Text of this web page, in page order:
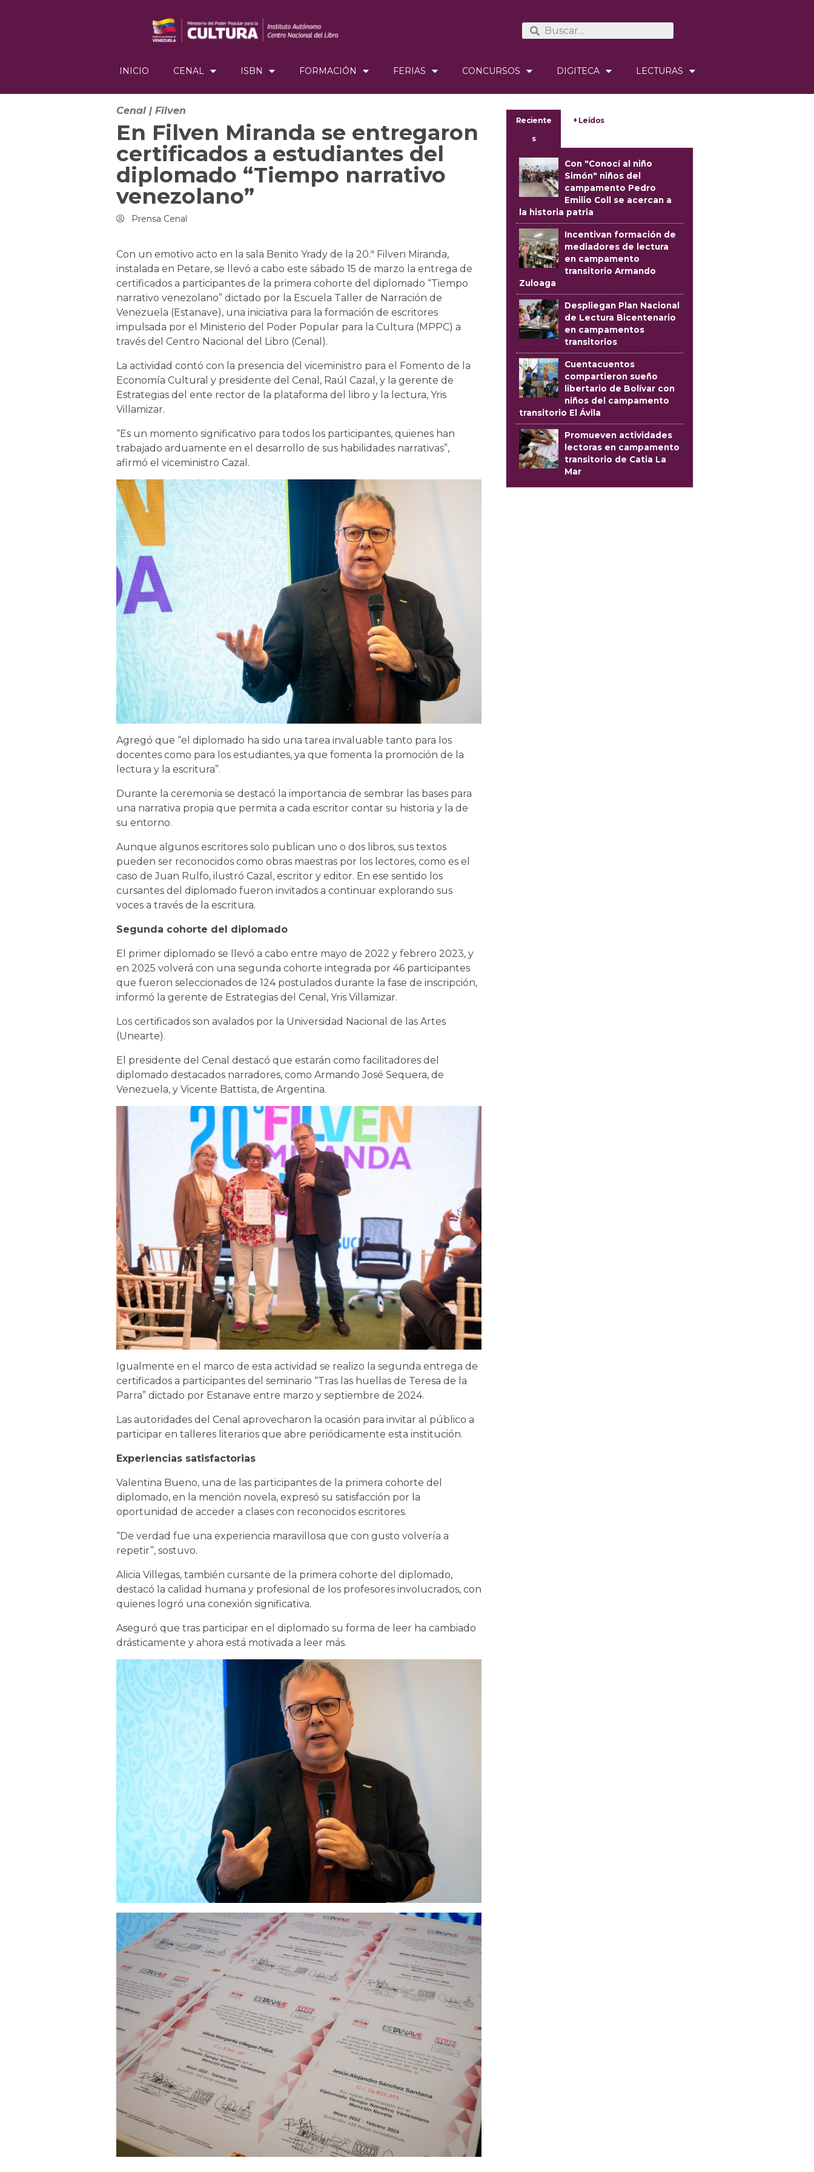
INICIO CENAL ISBN FORMACIÓN FERIAS CONCURSOS DIGITECA LECTURAS
Cenal | Filven
En Filven Miranda se entregaron
certificados a estudiantes del
diplomado “Tiempo narrativo
venezolano”
Prensa Cenal
Con un emotivo acto en la sala Benito Yrady de la 20.ª Filven Miranda,
instalada en Petare, se llevó a cabo este sábado 15 de marzo la entrega de
certificados a participantes de la primera cohorte del diplomado “Tiempo
narrativo venezolano” dictado por la Escuela Taller de Narración de
Venezuela (Estanave), una iniciativa para la formación de escritores
impulsada por el Ministerio del Poder Popular para la Cultura (MPPC) a
través del Centro Nacional del Libro (Cenal).
La actividad contó con la presencia del viceministro para el Fomento de la
Economía Cultural y presidente del Cenal, Raúl Cazal, y la gerente de
Estrategias del ente rector de la plataforma del libro y la lectura, Yris
Villamizar.
“Es un momento significativo para todos los participantes, quienes han
trabajado arduamente en el desarrollo de sus habilidades narrativas”,
afirmó el viceministro Cazal.
Agregó que “el diplomado ha sido una tarea invaluable tanto para los
docentes como para los estudiantes, ya que fomenta la promoción de la
lectura y la escritura”.
Durante la ceremonia se destacó la importancia de sembrar las bases para
una narrativa propia que permita a cada escritor contar su historia y la de
su entorno.
Aunque algunos escritores solo publican uno o dos libros, sus textos
pueden ser reconocidos como obras maestras por los lectores, como es el
caso de Juan Rulfo, ilustró Cazal, escritor y editor. En ese sentido los
cursantes del diplomado fueron invitados a continuar explorando sus
voces a través de la escritura.
Segunda cohorte del diplomado
El primer diplomado se llevó a cabo entre mayo de 2022 y febrero 2023, y
en 2025 volverá con una segunda cohorte integrada por 46 participantes
que fueron seleccionados de 124 postulados durante la fase de inscripción,
informó la gerente de Estrategias del Cenal, Yris Villamizar.
Los certificados son avalados por la Universidad Nacional de las Artes
(Unearte).
El presidente del Cenal destacó que estarán como facilitadores del
diplomado destacados narradores, como Armando José Sequera, de
Venezuela, y Vicente Battista, de Argentina.
Igualmente en el marco de esta actividad se realizo la segunda entrega de
certificados a participantes del seminario “Tras las huellas de Teresa de la
Parra” dictado por Estanave entre marzo y septiembre de 2024.
Las autoridades del Cenal aprovecharon la ocasión para invitar al público a
participar en talleres literarios que abre periódicamente esta institución.
Experiencias satisfactorias
Valentina Bueno, una de las participantes de la primera cohorte del
diplomado, en la mención novela, expresó su satisfacción por la
oportunidad de acceder a clases con reconocidos escritores.
“De verdad fue una experiencia maravillosa que con gusto volvería a
repetir”, sostuvo.
Alicia Villegas, también cursante de la primera cohorte del diplomado,
destacó la calidad humana y profesional de los profesores involucrados, con
quienes logró una conexión significativa.
Aseguró que tras participar en el diplomado su forma de leer ha cambiado
drásticamente y ahora está motivada a leer más.
Reciente
s
+ Leídos
Con "Conocí al niño
Simón" niños del
campamento Pedro
Emilio Coll se acercan a
la historia patria
Incentivan formación de
mediadores de lectura
en campamento
transitorio Armando
Zuloaga
Despliegan Plan Nacional
de Lectura Bicentenario
en campamentos
transitorios
Cuentacuentos
compartieron sueño
libertario de Bolívar con
niños del campamento
transitorio El Ávila
Promueven actividades
lectoras en campamento
transitorio de Catia La
Mar